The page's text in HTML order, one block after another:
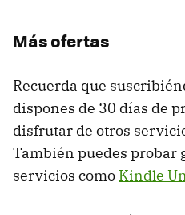
Más ofertas
Recuerda que
dispones de 30 días de
disfrutar de otros
También puedes probar
servicios como Kindle